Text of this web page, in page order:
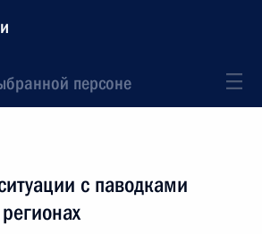
персоне
с паводками